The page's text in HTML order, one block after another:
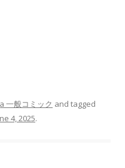
一般コミック and tagged
4, 2025.